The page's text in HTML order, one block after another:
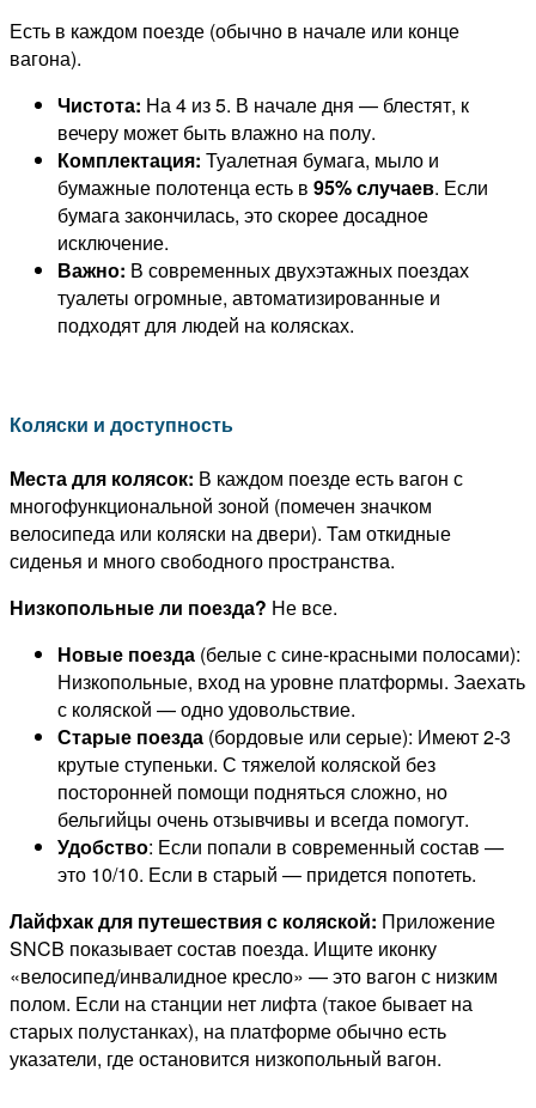
Есть в каждом поезде (обычно в начале или конце
вагона).
Чистота: На 4 из 5. В начале дня — блестят, к
вечеру может быть влажно на полу.
Комплектация: Туалетная бумага, мыло и
бумажные полотенца есть в 95% случаев. Если
бумага закончилась, это скорее досадное
исключение.
Важно: В современных двухэтажных поездах
туалеты огромные, автоматизированные и
подходят для людей на колясках.
Коляски и доступность
Места для колясок: В каждом поезде есть вагон с
многофункциональной зоной (помечен значком
велосипеда или коляски на двери). Там откидные
сиденья и много свободного пространства.
Низкопольные ли поезда? Не все.
Новые поезда (белые с сине-красными полосами):
Низкопольные, вход на уровне платформы. Заехать
с коляской — одно удовольствие.
Старые поезда (бордовые или серые): Имеют 2-3
крутые ступеньки. С тяжелой коляской без
посторонней помощи подняться сложно, но
бельгийцы очень отзывчивы и всегда помогут.
Удобство: Если попали в современный состав —
это 10/10. Если в старый — придется попотеть.
Лайфхак для путешествия с коляской: Приложение
SNCB показывает состав поезда. Ищите иконку
«велосипед/инвалидное кресло» — это вагон с низким
полом. Если на станции нет лифта (такое бывает на
старых полустанках), на платформе обычно есть
указатели, где остановится низкопольный вагон.